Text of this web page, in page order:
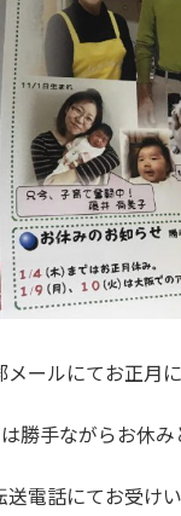
ールにてお正月に
勝手ながらお休み
電話にてお受け